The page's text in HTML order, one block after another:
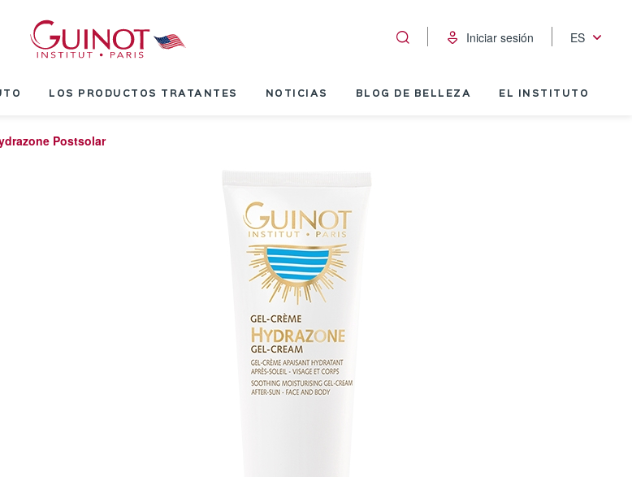
Iniciar sesión ES
LOS PRODUCTOS TRATANTES NOTICIAS BLOG DE BELLEZA EL INSTITUTO
Postsolar